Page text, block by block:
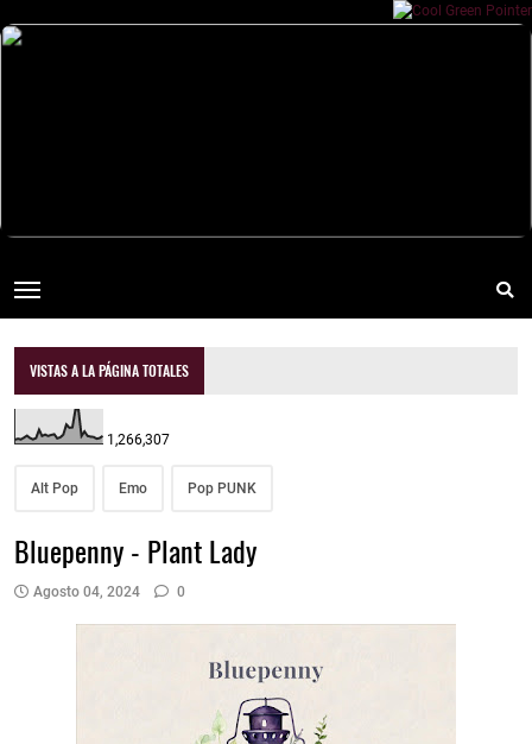
VISTAS A LA PÁGINA TOTALES
1,266,307
Alt Pop Emo Pop PUNK
Bluepenny - Plant Lady
Agosto 04, 2024 0